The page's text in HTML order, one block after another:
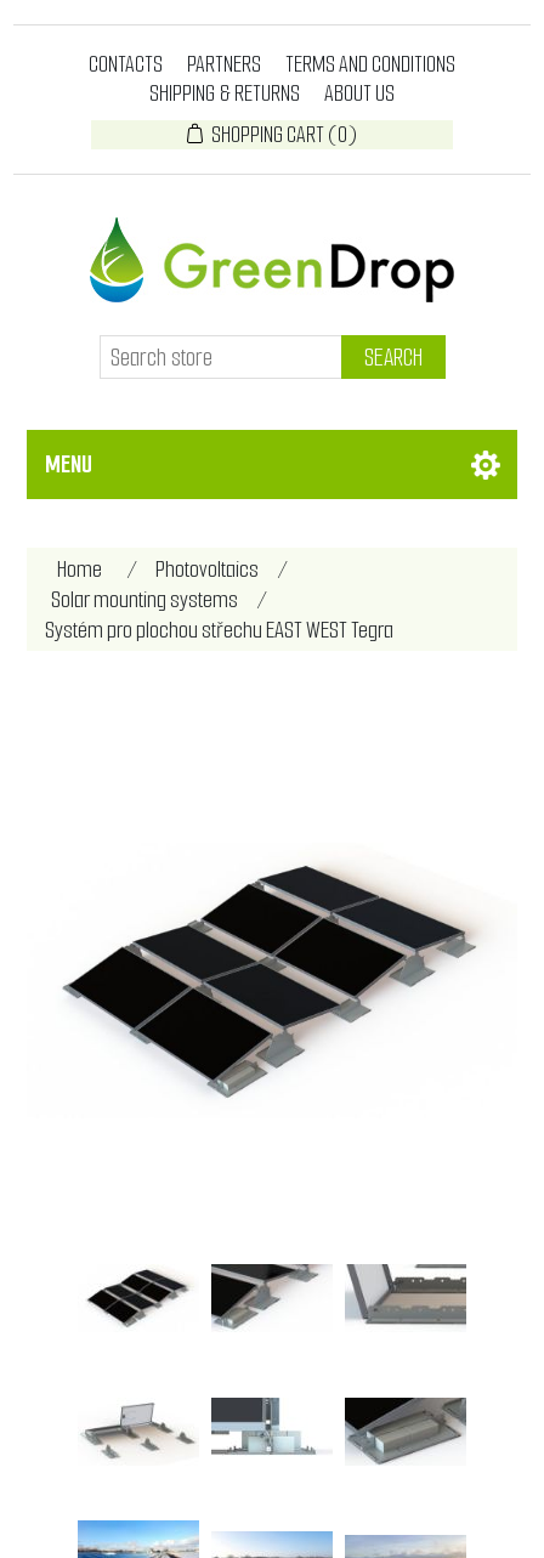
CONTACTS PARTNERS
TERMS AND CONDITIONS
SHIPPING & RETURNS
ABOUT US
SHOPPING CART(0)
SEARCH
MENU
Home / Photovoltaics
/
Solar mounting systems
/
Systém pro plochou střechu EAST WEST Tegra